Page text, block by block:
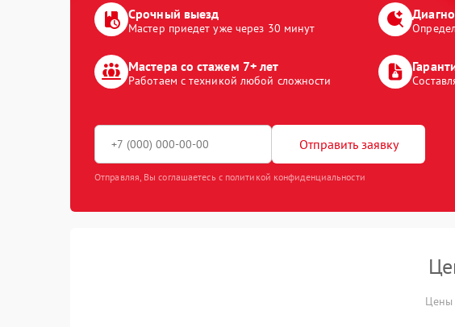
Срочный выезд
Мастер приедет уже через 30 минут
Мастера со стажем 7+ лет
Работаем с техникой любой сложности
Отправить заявку
Отправляя, Вы соглашаетесь с политикой конфиденциальности
Цены